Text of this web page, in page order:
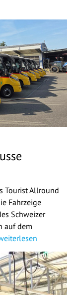
Tourist Allround
Fahrzeige
Schweizer
auf dem